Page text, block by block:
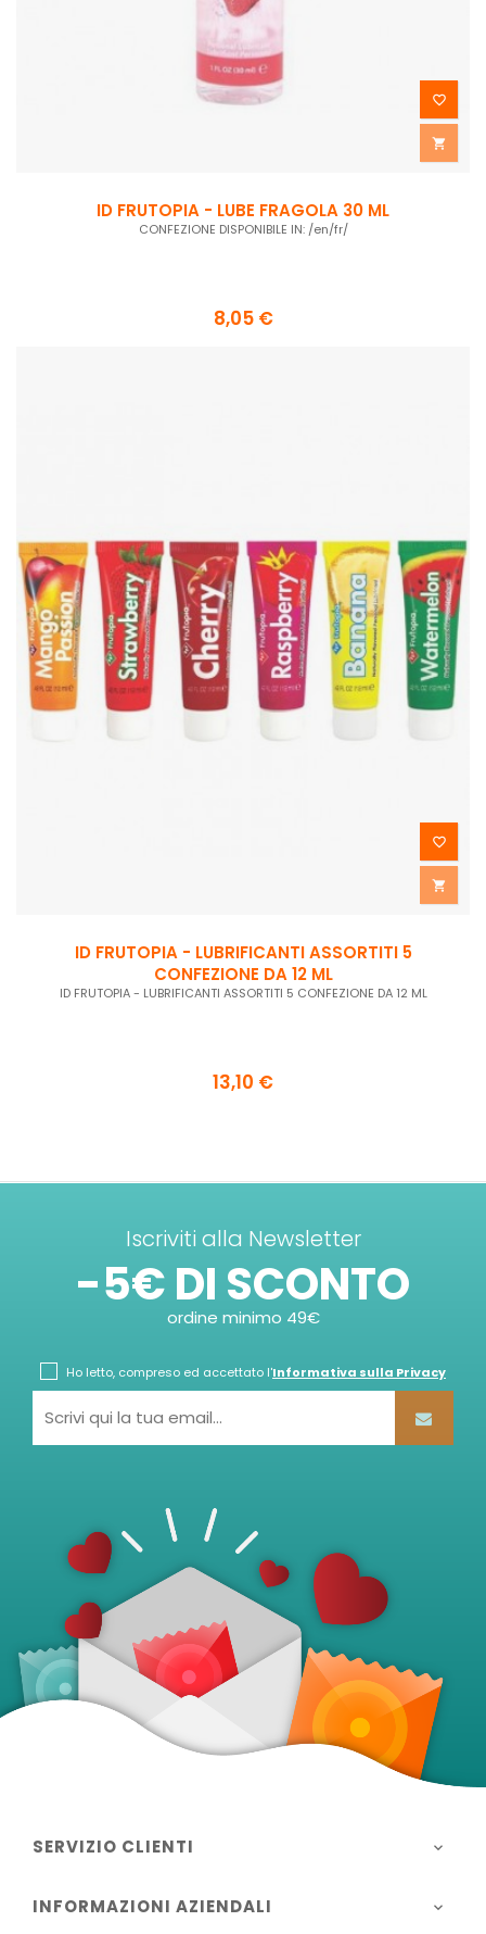


ID FRUTOPIA - LUBE FRAGOLA 30 ML
CONFEZIONE DISPONIBILE IN: /en/fr/
8,05 €


ID FRUTOPIA - LUBRIFICANTI ASSORTITI 5
CONFEZIONE DA 12 ML
ID FRUTOPIA - LUBRIFICANTI ASSORTITI 5 CONFEZIONE DA 12 ML
13,10 €
Iscriviti alla Newsletter
-5€ DI SCONTO
ordine minimo 49€
Ho letto, compreso ed accettato l'Informativa sulla Privacy
SERVIZIO CLIENTI 
INFORMAZIONI AZIENDALI 